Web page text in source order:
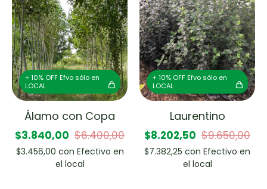
+ 10% OFF Efvo sólo en
LOCAL
Álamo con Copa
$3.840,00 $6.400,00
$3.456,00 con Efectivo en
el local
+ 10% OFF Efvo sólo en
LOCAL
Laurentino
$8.202,50 $9.650,00
$7.382,25 con Efectivo en
el local